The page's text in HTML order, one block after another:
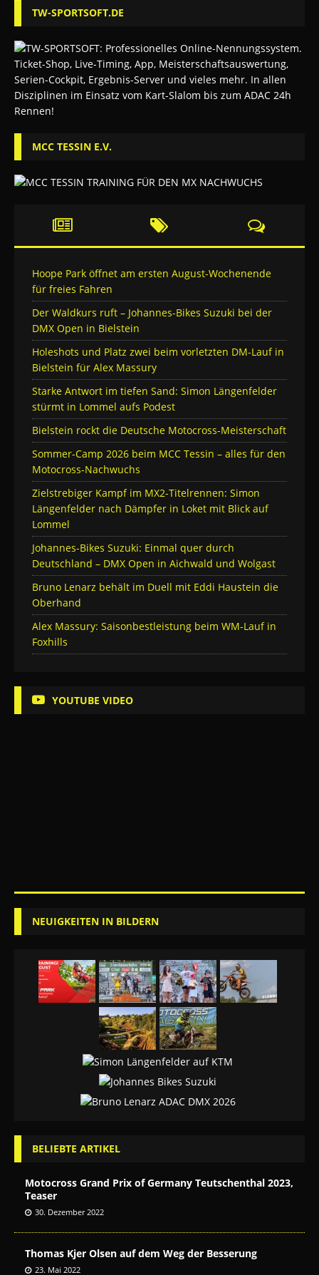
TW-SPORTSOFT.DE
MCC TESSIN E.V.
Hoope Park öffnet am ersten August-Wochenende
für freies Fahren
Der Waldkurs ruft – Johannes-Bikes Suzuki bei der
DMX Open in Bielstein
Holeshots und Platz zwei beim vorletzten DM-Lauf in
Bielstein für Alex Massury
Starke Antwort im tiefen Sand: Simon Längenfelder
stürmt in Lommel aufs Podest
Bielstein rockt die Deutsche Motocross-Meisterschaft
Sommer-Camp 2026 beim MCC Tessin – alles für den
Motocross-Nachwuchs
Zielstrebiger Kampf im MX2-Titelrennen: Simon
Längenfelder nach Dämpfer in Loket mit Blick auf
Lommel
Johannes-Bikes Suzuki: Einmal quer durch
Deutschland – DMX Open in Aichwald und Wolgast
Bruno Lenarz behält im Duell mit Eddi Haustein die
Oberhand
Alex Massury: Saisonbestleistung beim WM-Lauf in
Foxhills
YOUTUBE VIDEO
NEUIGKEITEN IN BILDERN
BELIEBTE ARTIKEL
Motocross Grand Prix of Germany Teutschenthal 2023,
Teaser
30. Dezember 2022
Thomas Kjer Olsen auf dem Weg der Besserung
23. Mai 2022